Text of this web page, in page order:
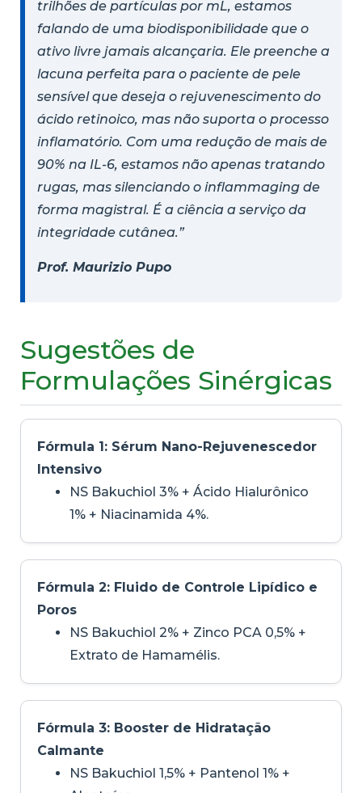
trilhões de partículas por mL, estamos
falando de uma biodisponibilidade que o
ativo livre jamais alcançaria. Ele preenche a
lacuna perfeita para o paciente de pele
sensível que deseja o rejuvenescimento do
ácido retinoico, mas não suporta o processo
inflamatório. Com uma redução de mais de
90% na IL-6, estamos não apenas tratando
rugas, mas silenciando o inflammaging de
forma magistral. É a ciência a serviço da
integridade cutânea.”
Prof. Maurizio Pupo
Sugestões de
Formulações Sinérgicas
Fórmula 1: Sérum Nano-Rejuvenescedor
Intensivo
NS Bakuchiol 3% + Ácido Hialurônico
1% + Niacinamida 4%.
Fórmula 2: Fluido de Controle Lipídico e
Poros
NS Bakuchiol 2% + Zinco PCA 0,5% +
Extrato de Hamamélis.
Fórmula 3: Booster de Hidratação
Calmante
NS Bakuchiol 1,5% + Pantenol 1% +